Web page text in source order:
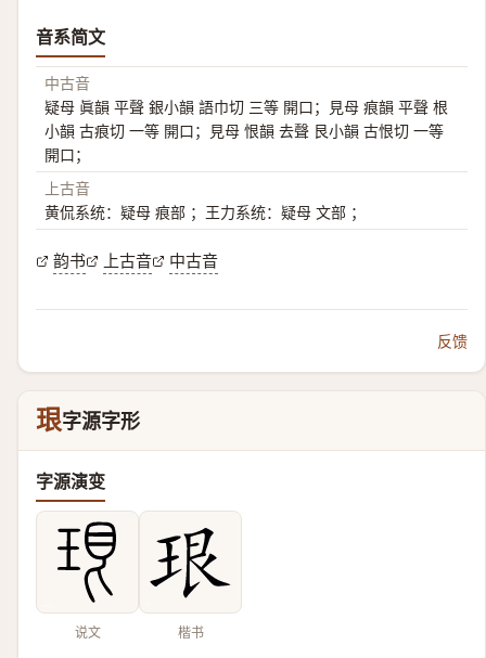
音系简文
中古音
疑母 眞韻 平聲 銀小韻 語巾切 三等 開口；見母 痕韻 平聲 根
小韻 古痕切 一等 開口；見母 恨韻 去聲 艮小韻 古恨切 一等
開口；
上古音
黄侃系统：疑母 痕部 ；王力系统：疑母 文部 ；
韵书 上古音 中古音
反馈
珢字源字形
字源演变
说文 楷书